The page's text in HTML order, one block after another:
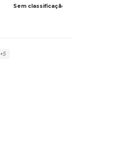
Sem classificação
+5